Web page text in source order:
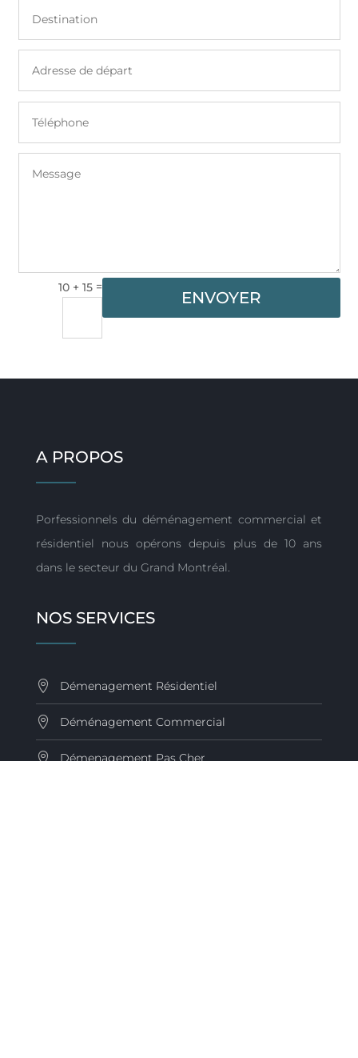
10 + 15=
ENVOYER
A PROPOS
Porfessionnels du déménagement commercial et
résidentiel nous opérons depuis plus de 10 ans
dans le secteur du Grand Montréal.
NOS SERVICES
Démenagement Résidentiel
Déménagement Commercial
Démenagement Pas Cher